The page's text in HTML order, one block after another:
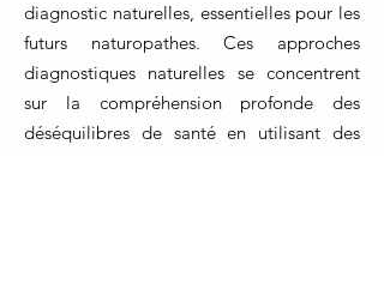
diagnostic naturelles, essentielles pour les
futurs naturopathes. Ces approches
diagnostiques naturelles se concentrent
sur la compréhension profonde des
déséquilibres de santé en utilisant des